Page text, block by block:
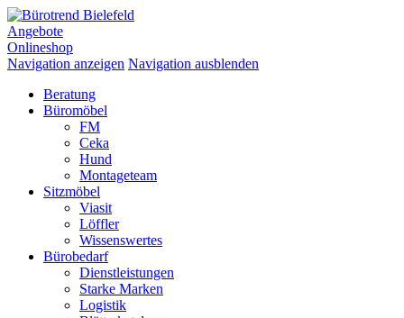
Angebote
Onlineshop
Navigation anzeigen Navigation ausblenden
Beratung
Büromöbel
FM
Ceka
Hund
Montageteam
Sitzmöbel
Viasit
Löffler
Wissenswertes
Bürobedarf
Dienstleistungen
Starke Marken
Logistik